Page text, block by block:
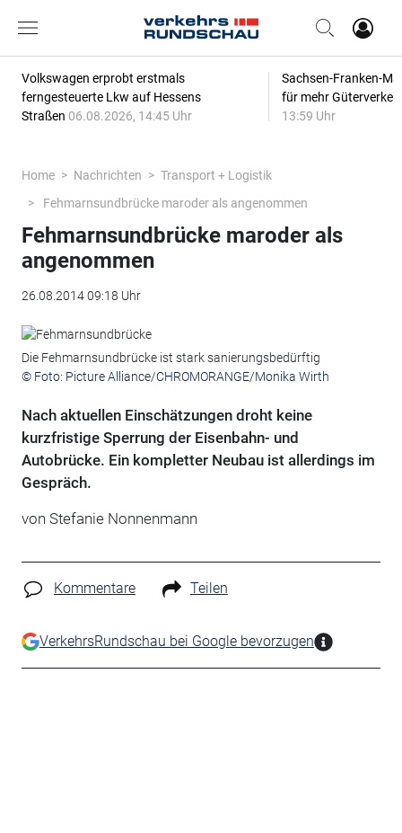
Volkswagen erprobt erstmals
ferngesteuerte Lkw auf Hessens
Straßen 06.08.2026, 14:45 Uhr
Sachsen-Franken-
für mehr
13:59 Uhr
Home Nachrichten
Transport + Logistik
Fehmarnsundbrücke maroder als angenommen
Fehmarnsundbrücke maroder als
angenommen
26.08.2014 09:18 Uhr
Die Fehmarnsundbrücke ist stark sanierungsbedürftig
© Foto: Picture Alliance/CHROMORANGE/Monika Wirth
Nach aktuellen Einschätzungen droht keine
kurzfristige Sperrung der Eisenbahn- und
Autobrücke. Ein kompletter Neubau ist allerdings im
Gespräch.
von Stefanie Nonnenmann
Kommentare Teilen
VerkehrsRundschau bei Google bevorzugen